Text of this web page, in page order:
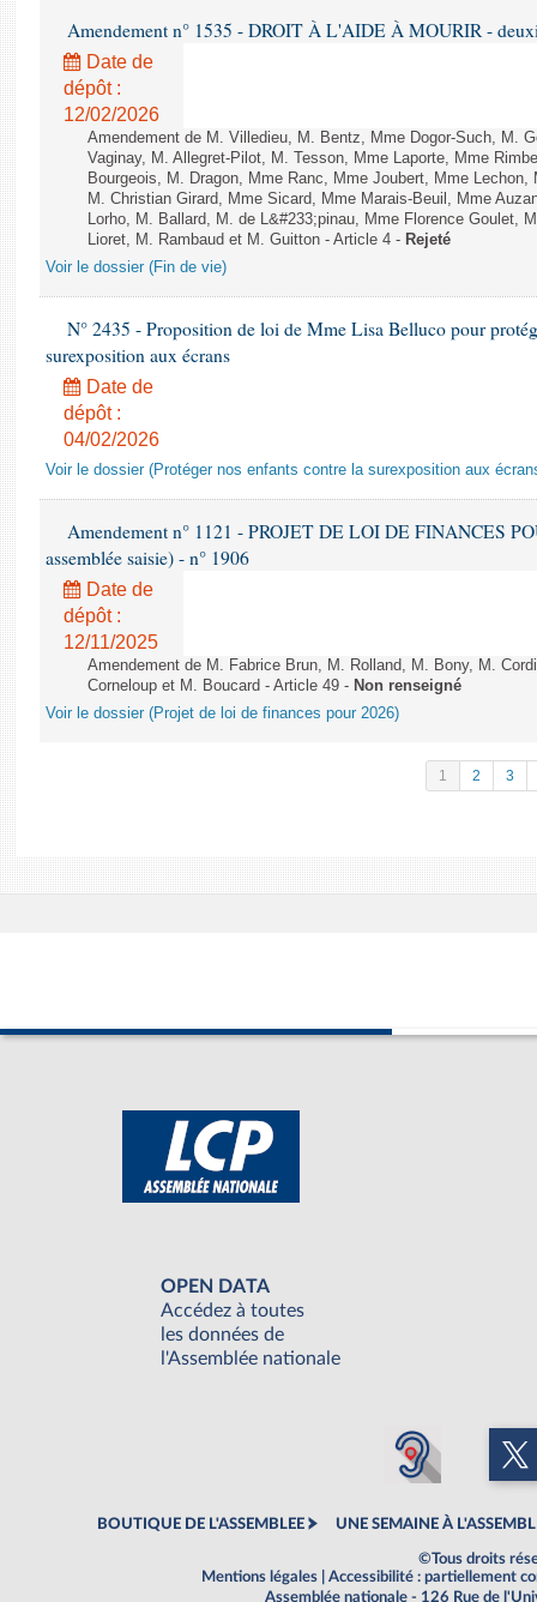
Amendement n° 1535 - DROIT À L'AIDE À MOURIR -
Date de
dépôt :
12/02/2026
Amendement de M. Villedieu, M. Bentz, Mme Dogor-Such, M.
Vaginay, M. Allegret-Pilot, M. Tesson, Mme Laporte, Mme
Bourgeois, M. Dragon, Mme Ranc, Mme Joubert, Mme
M. Christian Girard, Mme Sicard, Mme Marais-Beuil, Mme
Lorho, M. Ballard, M. de L&#233;pinau, Mme Florence Goulet,
Lioret, M. Rambaud et M. Guitton - Article 4 - Rejeté
Voir le dossier (Fin de vie)
N° 2435 - Proposition de loi de Mme Lisa Belluco pour
surexposition aux écrans
Date de
dépôt :
04/02/2026
Voir le dossier (Protéger nos enfants contre la surexposition aux
Amendement n° 1121 - PROJET DE LOI DE FINANCES
assemblée saisie) - n° 1906
Date de
dépôt :
12/11/2025
Amendement de M. Fabrice Brun, M. Rolland, M. Bony, M.
Corneloup et M. Boucard - Article 49 - Non renseigné
Voir le dossier (Projet de loi de finances pour 2026)
1 2 3
OPEN DATA
Accédez à toutes
les données de
l'Assemblée nationale
BOUTIQUE DE L'ASSEMBLEE UNE SEMAINE À
©Tous droits
Mentions légales
Accessibilité : partiellement
Assemblée nationale - 126 Rue de